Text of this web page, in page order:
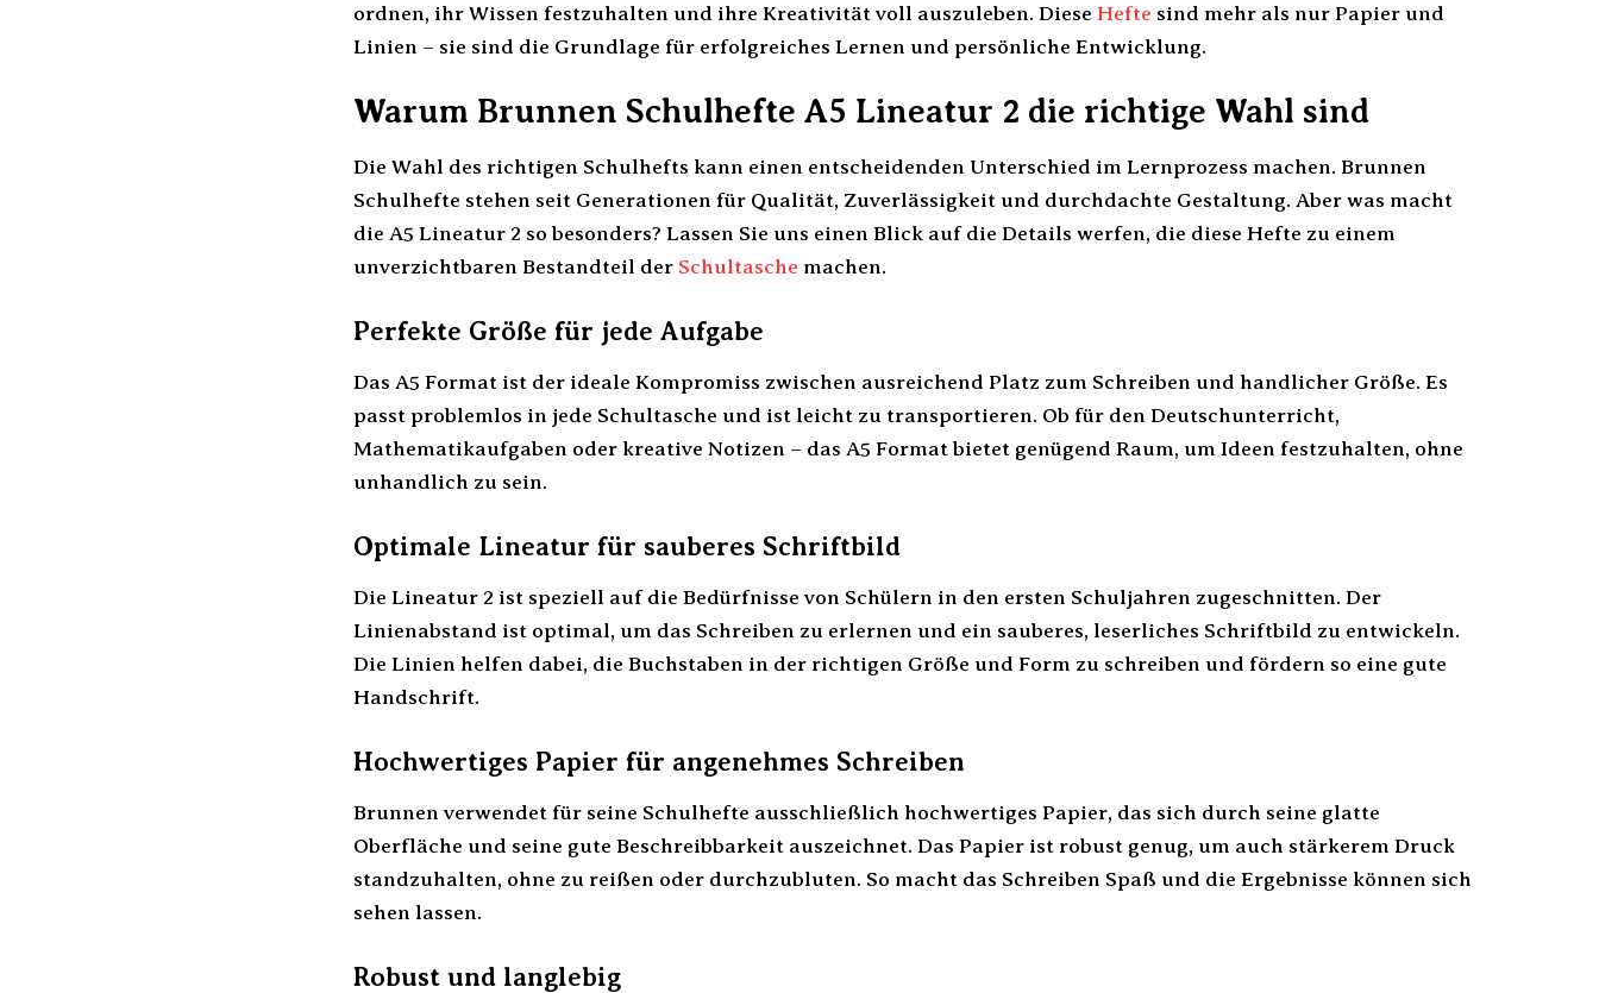
ordnen, ihr Wissen festzuhalten und ihre Kreativität voll auszuleben. Diese Hefte sind mehr als nur Papier und
Linien – sie sind die Grundlage für erfolgreiches Lernen und persönliche Entwicklung.
Warum Brunnen Schulhefte A5 Lineatur 2 die richtige Wahl sind
Die Wahl des richtigen Schulhefts kann einen entscheidenden Unterschied im Lernprozess machen. Brunnen
Schulhefte stehen seit Generationen für Qualität, Zuverlässigkeit und durchdachte Gestaltung. Aber was macht
die A5 Lineatur 2 so besonders? Lassen Sie uns einen Blick auf die Details werfen, die diese Hefte zu einem
unverzichtbaren Bestandteil der Schultasche machen.
Perfekte Größe für jede Aufgabe
Das A5 Format ist der ideale Kompromiss zwischen ausreichend Platz zum Schreiben und handlicher Größe. Es
passt problemlos in jede Schultasche und ist leicht zu transportieren. Ob für den Deutschunterricht,
Mathematikaufgaben oder kreative Notizen – das A5 Format bietet genügend Raum, um Ideen festzuhalten, ohne
unhandlich zu sein.
Optimale Lineatur für sauberes Schriftbild
Die Lineatur 2 ist speziell auf die Bedürfnisse von Schülern in den ersten Schuljahren zugeschnitten. Der
Linienabstand ist optimal, um das Schreiben zu erlernen und ein sauberes, leserliches Schriftbild zu entwickeln.
Die Linien helfen dabei, die Buchstaben in der richtigen Größe und Form zu schreiben und fördern so eine gute
Handschrift.
Hochwertiges Papier für angenehmes Schreiben
Brunnen verwendet für seine Schulhefte ausschließlich hochwertiges Papier, das sich durch seine glatte
Oberfläche und seine gute Beschreibbarkeit auszeichnet. Das Papier ist robust genug, um auch stärkerem Druck
standzuhalten, ohne zu reißen oder durchzubluten. So macht das Schreiben Spaß und die Ergebnisse können sich
sehen lassen.
Robust und langlebig